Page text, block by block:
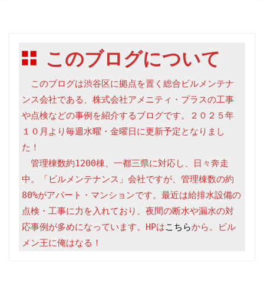
このブログについて
このブログは渋谷区に拠点を置く総合ビルメンテナ
ンス会社である、株式会社アメニティ・プラスの工事
や点検などの事例を紹介するブログです。２０２５年
１０月より毎週水曜・金曜日に更新予定となりまし
た！
管理棟数約1200棟、一都三県に対応し、日々奔走
中。「ビルメンテナンス」会社ですが、管理棟数の約
80%がアパート・マンションです。最近は給排水設備の
点検・工事に力を入れており、夜間の断水や漏水の対
応事例が多めになっています。HPはこちらから。ビル
メン王に俺はなる！